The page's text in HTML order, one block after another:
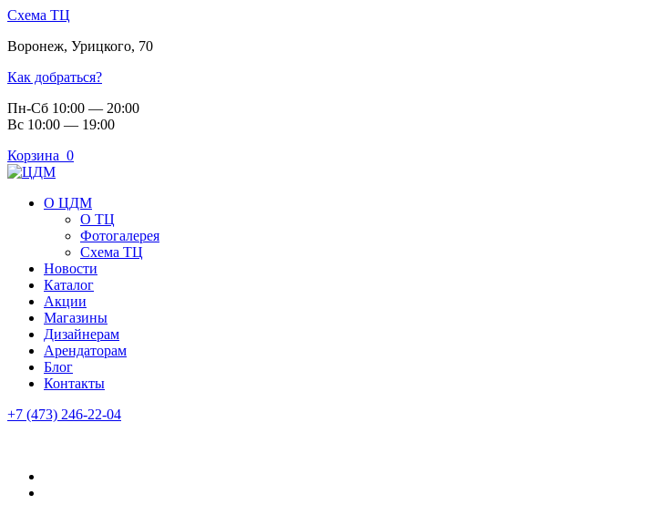
Схема ТЦ
Воронеж, Урицкого, 70
Как добраться?
Пн-Сб 10:00 — 20:00
Вс 10:00 — 19:00
Корзина 0
О ЦДМ
О ТЦ
Фотогалерея
Схема ТЦ
Новости
Каталог
Акции
Магазины
Дизайнерам
Арендаторам
Блог
Контакты
+7 (473) 246-22-04